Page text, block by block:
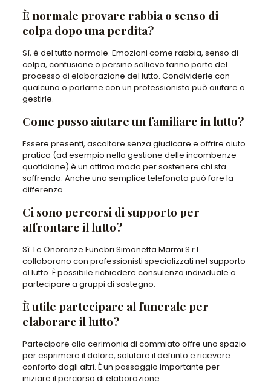
È normale provare rabbia o senso di
colpa dopo una perdita?
Sì, è del tutto normale. Emozioni come rabbia, senso di
colpa, confusione o persino sollievo fanno parte del
processo di elaborazione del lutto. Condividerle con
qualcuno o parlarne con un professionista può aiutare a
gestirle.
Come posso aiutare un familiare in lutto?
Essere presenti, ascoltare senza giudicare e offrire aiuto
pratico (ad esempio nella gestione delle incombenze
quotidiane) è un ottimo modo per sostenere chi sta
soffrendo. Anche una semplice telefonata può fare la
differenza.
Ci sono percorsi di supporto per
affrontare il lutto?
Sì. Le Onoranze Funebri Simonetta Marmi S.r.l.
collaborano con professionisti specializzati nel supporto
al lutto. È possibile richiedere consulenza individuale o
partecipare a gruppi di sostegno.
È utile partecipare al funerale per
elaborare il lutto?
Partecipare alla cerimonia di commiato offre uno spazio
per esprimere il dolore, salutare il defunto e ricevere
conforto dagli altri. È un passaggio importante per
iniziare il percorso di elaborazione.